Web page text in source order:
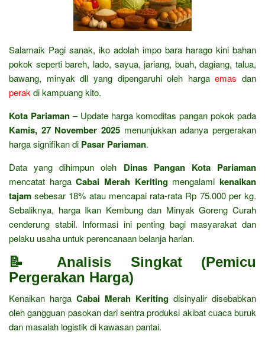
Salamaik Pagi sanak, iko adolah impo bara harago kini bahan
pokok seperti bareh, lado, sayua, jariang, buah, dagiang, talua,
bawang, minyak dll yang dipengaruhi oleh hargaemas dan
perak di kampuang kito.
Kota Pariaman – Update harga komoditas pangan pokok pada
Kamis, 27 November 2025 menunjukkan adanya pergerakan
harga signifikan di Pasar Pariaman.
Data yang dihimpun oleh Dinas Pangan Kota Pariaman
mencatat hargaCabai Merah Keritingmengalamikenaikan
tajam sebesar 18% atau mencapai rata-rata Rp 75.000 per kg.
Sebaliknya, harga Ikan Kembung dan Minyak Goreng Curah
cenderung stabil. Informasi ini penting bagi masyarakat dan
pelaku usaha untuk perencanaan belanja harian.
📝 Analisis Singkat (Pemicu
Pergerakan Harga)
Kenaikan harga Cabai Merah Keriting disinyalir disebabkan
oleh gangguan pasokan dari sentra produksi akibat cuaca buruk
dan masalah logistik di kawasan pantai.